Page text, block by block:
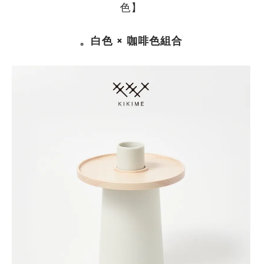
色】
。白色 × 咖啡色組合